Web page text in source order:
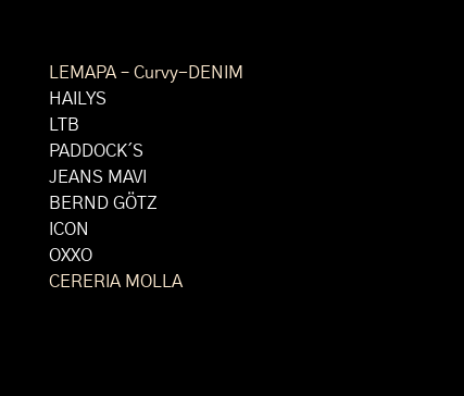
LEMAPA – Curvy-DENIM
HAILYS
LTB
PADDOCK´S
JEANS MAVI
BERND GÖTZ
ICON
OXXO
CERERIA MOLLA